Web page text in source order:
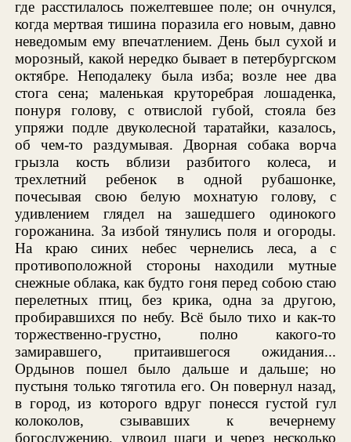
где расстилалось пожелтевшее поле; он очнулся,
когда мертвая тишина поразила его новым, давно
неведомым ему впечатлением. День был сухой и
морозный, какой нередко бывает в петербургском
октябре. Неподалеку была изба; возле нее два
стога сена; маленькая круторебрая лошаденка,
понуря голову, с отвислой губой, стояла без
упряжи подле двуколесной таратайки, казалось,
об чем-то раздумывая. Дворная собака ворча
грызла кость вблизи разбитого колеса, и
трехлетний ребенок в одной рубашонке,
почесывая свою белую мохнатую голову, с
удивлением глядел на зашедшего одинокого
горожанина. За избой тянулись поля и огороды.
На краю синих небес чернелись леса, а с
противоположной стороны находили мутные
снежные облака, как будто гоня перед собою стаю
перелетных птиц, без крика, одна за другою,
пробиравшихся по небу. Всё было тихо и как-то
торжественно-грустно, полно какого-то
замиравшего, притаившегося ожидания...
Ордынов пошел было дальше и дальше; но
пустыня только тяготила его. Он повернул назад,
в город, из которого вдруг понесся густой гул
колоколов, сзывавших к вечернему
богослужению, удвоил шаги и через несколько